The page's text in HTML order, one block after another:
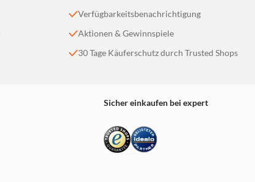
Verfügbarkeitsbenachrichtigung
Aktionen & Gewinnspiele
30 Tage Käuferschutz durch Trusted Shops
Sicher einkaufen bei expert